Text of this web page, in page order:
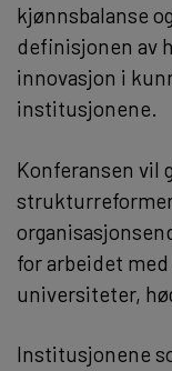
kjønnsbalanse
definisjonen av
innovasjon i
institusjonene.
Konferansen vil
for arbeidet
universiteter,
Institusjonene